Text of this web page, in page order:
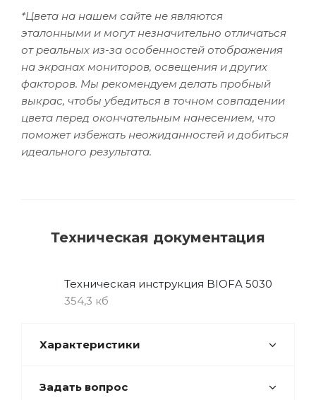
*Цвета на нашем сайте не являются
эталонными и могут незначительно отличаться
от реальных из-за особенностей отображения
на экранах мониторов, освещения и других
факторов. Мы рекомендуем делать пробный
выкрас, чтобы убедиться в точном совпадении
цвета перед окончательным нанесением, что
поможет избежать неожиданностей и добиться
идеального результата.
Техническая документация
Техническая инструкция BIOFA 5030
354,3 кб
Характеристики
Задать вопрос